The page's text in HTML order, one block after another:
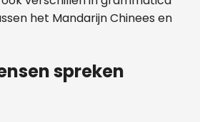
het Mandarijn Chinees en
spreken